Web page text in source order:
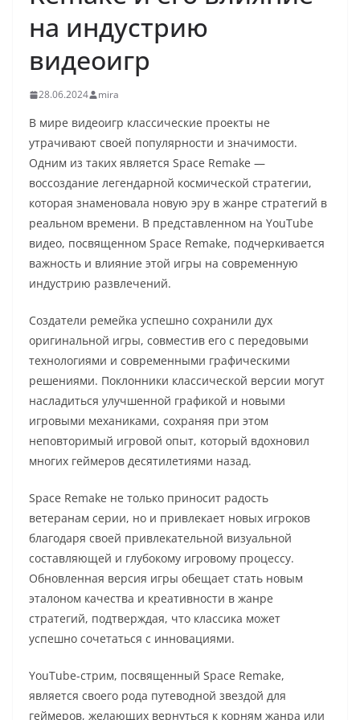
на индустрию
видеоигр
28.06.2024 mira
В мире видеоигр классические проекты не
утрачивают своей популярности и значимости.
Одним из таких является Space Remake —
воссоздание легендарной космической стратегии,
которая знаменовала новую эру в жанре стратегий в
реальном времени. В представленном на YouTube
видео, посвященном Space Remake, подчеркивается
важность и влияние этой игры на современную
индустрию развлечений.
Создатели ремейка успешно сохранили дух
оригинальной игры, совместив его с передовыми
технологиями и современными графическими
решениями. Поклонники классической версии могут
насладиться улучшенной графикой и новыми
игровыми механиками, сохраняя при этом
неповторимый игровой опыт, который вдохновил
многих геймеров десятилетиями назад.
Space Remake не только приносит радость
ветеранам серии, но и привлекает новых игроков
благодаря своей привлекательной визуальной
составляющей и глубокому игровому процессу.
Обновленная версия игры обещает стать новым
эталоном качества и креативности в жанре
стратегий, подтверждая, что классика может
успешно сочетаться с инновациями.
YouTube-стрим, посвященный Space Remake,
является своего рода путеводной звездой для
геймеров, желающих вернуться к корням жанра или